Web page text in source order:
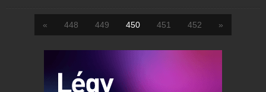
« 448 449 450 451 452 »